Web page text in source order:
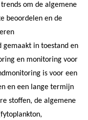
om de algemene
beoordelen en de
gemaakt in toestand en
en monitoring voor
is voor een
en een lange termijn
stoffen, de algemene